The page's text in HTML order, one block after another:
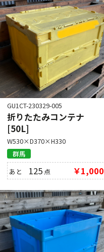
GU1CT-230329-005
折りたたみコンテナ
[50L]
W530×D370×H330
群馬
あと 125 点 ￥1,000